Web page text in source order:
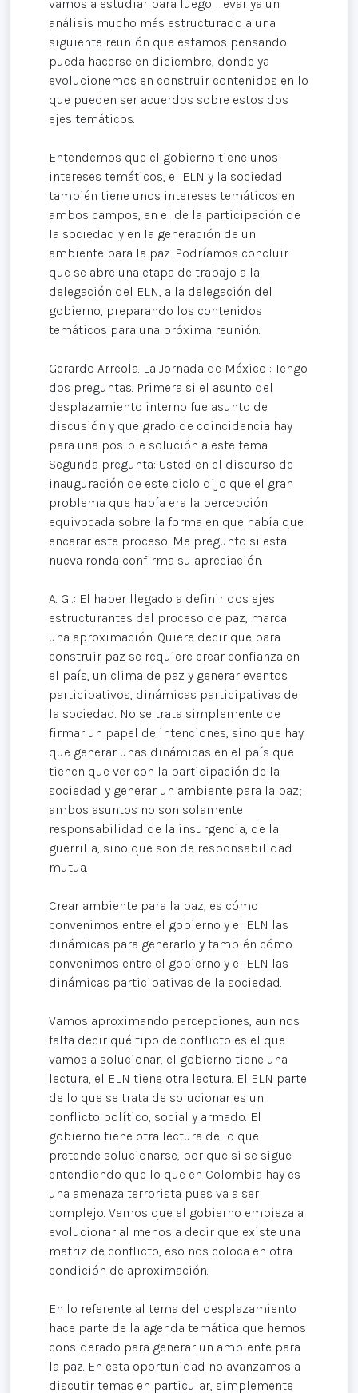
vamos a estudiar para luego llevar ya un
análisis mucho más estructurado a una
siguiente reunión que estamos pensando
pueda hacerse en diciembre, donde ya
evolucionemos en construir contenidos en lo
que pueden ser acuerdos sobre estos dos
ejes temáticos.
Entendemos que el gobierno tiene unos
intereses temáticos, el ELN y la sociedad
también tiene unos intereses temáticos en
ambos campos, en el de la participación de
la sociedad y en la generación de un
ambiente para la paz. Podríamos concluir
que se abre una etapa de trabajo a la
delegación del ELN, a la delegación del
gobierno, preparando los contenidos
temáticos para una próxima reunión.
Gerardo Arreola. La Jornada de México : Tengo
dos preguntas. Primera si el asunto del
desplazamiento interno fue asunto de
discusión y que grado de coincidencia hay
para una posible solución a este tema.
Segunda pregunta: Usted en el discurso de
inauguración de este ciclo dijo que el gran
problema que había era la percepción
equivocada sobre la forma en que había que
encarar este proceso. Me pregunto si esta
nueva ronda confirma su apreciación.
A. G .: El haber llegado a definir dos ejes
estructurantes del proceso de paz, marca
una aproximación. Quiere decir que para
construir paz se requiere crear confianza en
el país, un clima de paz y generar eventos
participativos, dinámicas participativas de
la sociedad. No se trata simplemente de
firmar un papel de intenciones, sino que hay
que generar unas dinámicas en el país que
tienen que ver con la participación de la
sociedad y generar un ambiente para la paz;
ambos asuntos no son solamente
responsabilidad de la insurgencia, de la
guerrilla, sino que son de responsabilidad
mutua.
Crear ambiente para la paz, es cómo
convenimos entre el gobierno y el ELN las
dinámicas para generarlo y también cómo
convenimos entre el gobierno y el ELN las
dinámicas participativas de la sociedad.
Vamos aproximando percepciones, aun nos
falta decir qué tipo de conflicto es el que
vamos a solucionar, el gobierno tiene una
lectura, el ELN tiene otra lectura. El ELN parte
de lo que se trata de solucionar es un
conflicto político, social y armado. El
gobierno tiene otra lectura de lo que
pretende solucionarse, por que si se sigue
entendiendo que lo que en Colombia hay es
una amenaza terrorista pues va a ser
complejo. Vemos que el gobierno empieza a
evolucionar al menos a decir que existe una
matriz de conflicto, eso nos coloca en otra
condición de aproximación.
En lo referente al tema del desplazamiento
hace parte de la agenda temática que hemos
considerado para generar un ambiente para
la paz. En esta oportunidad no avanzamos a
discutir temas en particular, simplemente